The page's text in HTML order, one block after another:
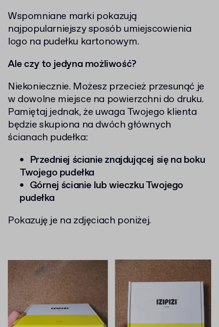
Wspomniane marki pokazują
najpopularniejszy sposób umiejscowienia
logo na pudełku kartonowym.
Ale czy to jedyna możliwość?
Niekoniecznie. Możesz przecież przesunąć je
w dowolne miejsce na powierzchni do druku.
Pamiętaj jednak, że uwaga Twojego klienta
będzie skupiona na dwóch głównych
ścianach pudełka:
Przedniej ścianie znajdującej się na boku
Twojego pudełka
Górnej ścianie lub wieczku Twojego
pudełka
Pokazuję je na zdjęciach poniżej.